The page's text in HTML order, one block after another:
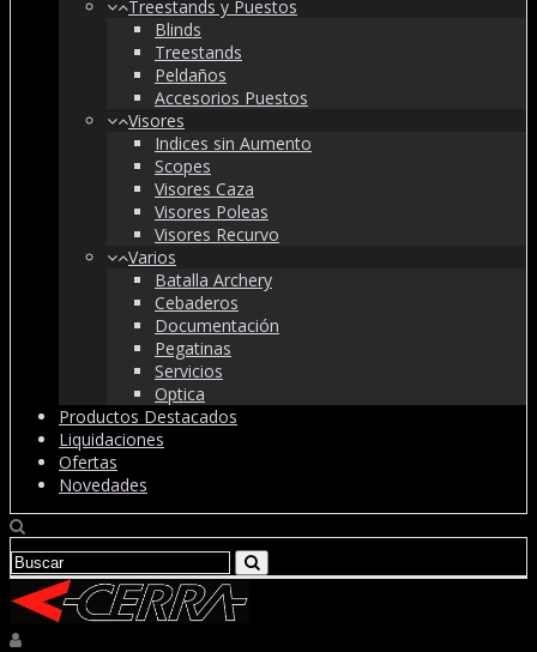
Treestands y Puestos
Blinds
Treestands
Peldaños
Accesorios Puestos
Visores
Indices sin Aumento
Scopes
Visores Caza
Visores Poleas
Visores Recurvo
Varios
Batalla Archery
Cebaderos
Documentación
Pegatinas
Servicios
Optica
Productos Destacados
Liquidaciones
Ofertas
Novedades